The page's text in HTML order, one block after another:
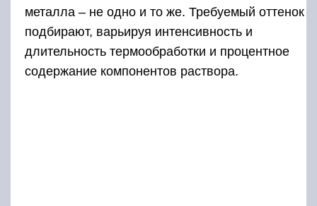
металла – не одно и то же. Требуемый оттенок
подбирают, варьируя интенсивность и
длительность термообработки и процентное
содержание компонентов раствора.